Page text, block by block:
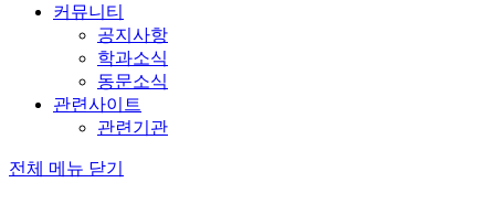
커뮤니티
공지사항
학과소식
동문소식
관련사이트
관련기관
전체 메뉴 닫기